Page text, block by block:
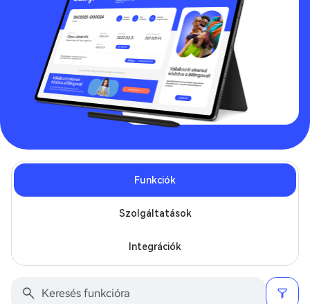
Funkciók
Szolgáltatások
Integrációk